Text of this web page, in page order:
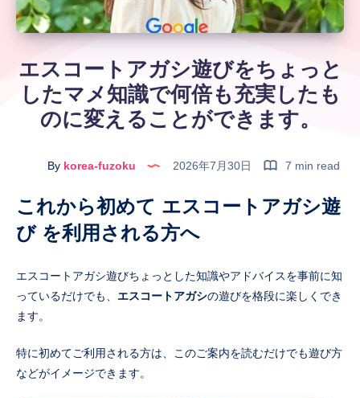
エスコートアガシ遊びをちょっと
したマメ知識で何倍も充実したも
のに変えることができます。
By korea-fuzoku 2026年7月30日 7 min read
これから初めて エスコートアガシ遊
び を利用される方へ
エスコートアガシ遊びちょっとした知識やアドバイスを事前に知
っているだけでも、 エスコートアガシの遊びを格段に楽しくでき
ます。
特に初めてご利用される方は、このご案内を読むだけでも遊び方
などがイメージできます。